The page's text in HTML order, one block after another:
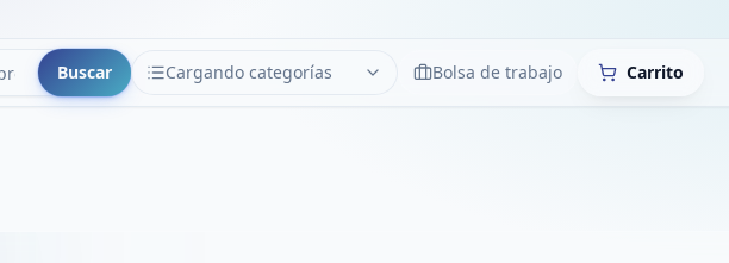
Buscar Cargando categorías
CATEGORÍAS LimpiarBolsa de trabajo Carrito